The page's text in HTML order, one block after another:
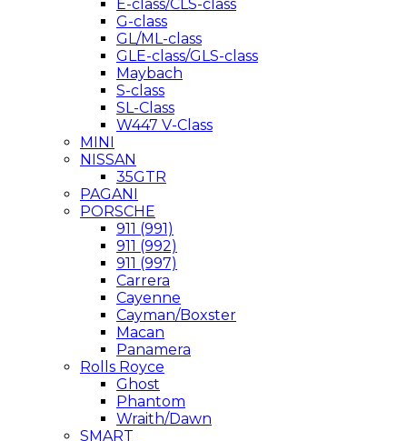
E-class/CLS-class
G-class
GL/ML-class
GLE-class/GLS-class
Maybach
S-class
SL-Class
W447 V-Class
MINI
NISSAN
35GTR
PAGANI
PORSCHE
911 (991)
911 (992)
911 (997)
Carrera
Cayenne
Cayman/Boxster
Macan
Panamera
Rolls Royce
Ghost
Phantom
Wraith/Dawn
SMART